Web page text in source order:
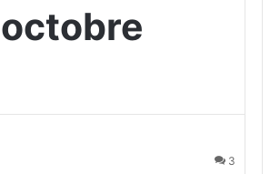
3